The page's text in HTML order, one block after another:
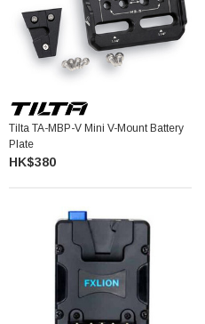
Tilta TA-MBP-V Mini V-Mount Battery
Plate
HK$380